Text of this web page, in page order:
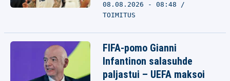
08.08.2026 - 08:48
TOIMITUS
FIFA-pomo Gianni
Infantinon salasuhde
paljastui – UEFA maksoi